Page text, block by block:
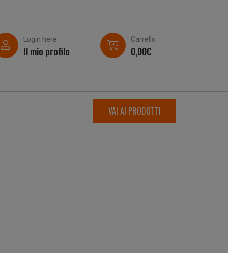
Login here
Il mio profilo
Carrello
0,00€
VAI AI PRODOTTI